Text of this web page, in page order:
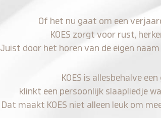
Of het nu gaat om een
KOES zorgt voor rust,
Juist door het horen van de eigen
KOES is allesbehalve
klinkt een persoonlijk slaapliedje
Dat maakt KOES niet alleen leuk om